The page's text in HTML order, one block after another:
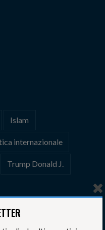
Islam
internazionale
Trump Donald J.